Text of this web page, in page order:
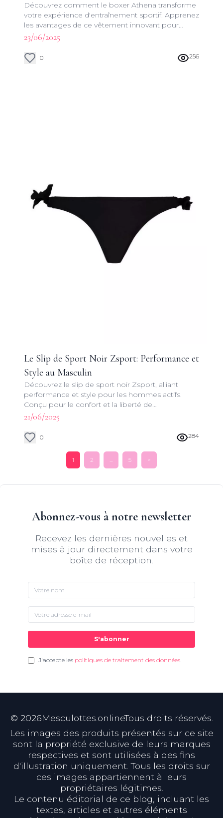
mouvement
Découvrez comment le boxer Athena transforme
votre expérience d'entraînement sportif. Apprenez
les avantages de ce vêtement innovant pour
optimiser vos performances et votre confort
pendant l'exercice.
23/06/2025
0 256
Le Slip de Sport Noir Zsport: Performance et
Style au Masculin
Découvrez le slip de sport noir Zsport, alliant
performance et style pour les hommes actifs.
Conçu pour le confort et la liberté de
mouvement, ce sous-vêtement sportif est un
incontournable pour votre garde-robe athlétique.
21/06/2025
0 284
1 2 ... 5 >
Abonnez-vous à notre newsletter
Recevez les dernières nouvelles et
mises à jour directement dans votre
boîte de réception.
S'abonner
J'accepte les politiques de traitement des données.
© 2026Mesculottes.onlineTous droits réservés.
Les images des produits présentés sur ce site
sont la propriété exclusive de leurs marques
respectives et sont utilisées à des fins
d'illustration uniquement. Tous les droits sur
ces images appartiennent à leurs
propriétaires légitimes.
Le contenu éditorial de ce blog, incluant les
textes, articles et autres éléments